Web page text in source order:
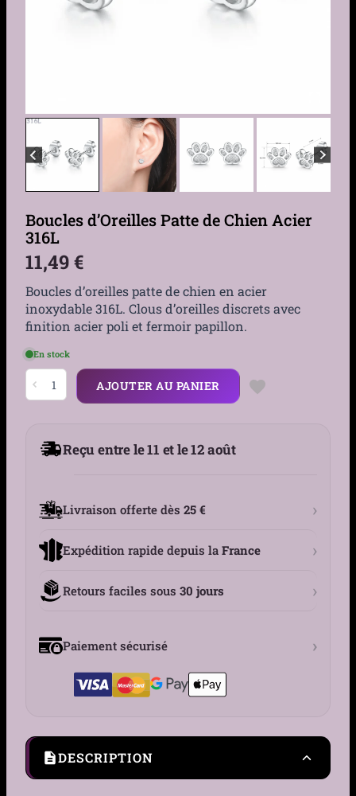
Boucles d’Oreilles Patte de Chien Acier
316L
11,49€
Boucles d’oreilles patte de chien en acier
inoxydable 316L. Clous d’oreilles discrets avec
finition acier poli et fermoir papillon.
En stock
quantité
de
Boucles
Chien
AJOUTER AU PANIER
Reçu entre le 11 et le 12 août
Livraison offerte dès 25 € ›
Expédition rapide depuis la France ›
Retours faciles sous 30 jours ›
Paiement sécurisé ›
DESCRIPTION